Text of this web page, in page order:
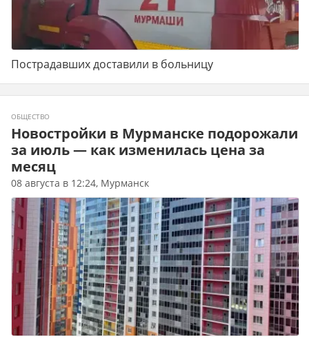
Пострадавших доставили в больницу
ОБЩЕСТВО
Новостройки в Мурманске подорожали
за июль — как изменилась цена за
месяц
08 августа в 12:24, Мурманск